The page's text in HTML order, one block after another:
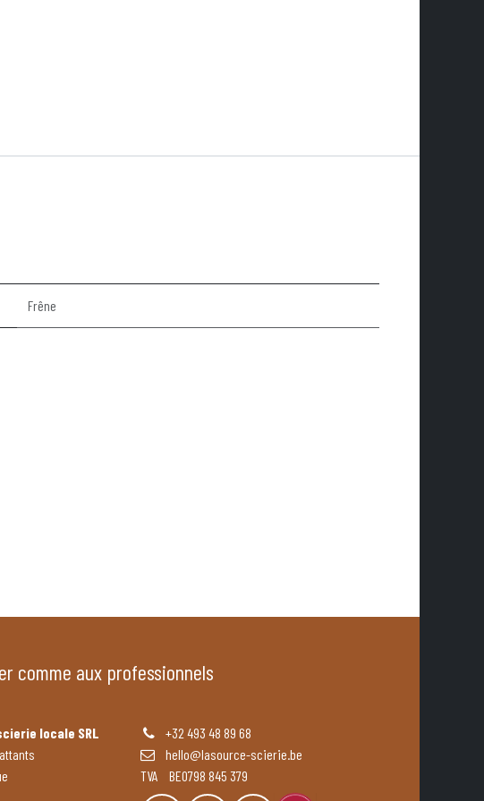
Frêne
comme aux professionnels
locale SRL
+32 493 48 89 68
hello@lasource-scierie.be
TVA BE0798 845 379